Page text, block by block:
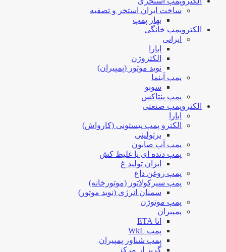
ساخت ایران استخر و تصفیه
بهار پمپ
الکتروپمپ خانگی
ایرانی
ابارا
الکتروژن
نوید موتور (پمپیران)
پمپ آبنما
سوبو
پمپ پنتاکس
الکتروپمپ صنعتی
ابارا
الکترو پمپ پیستونی (کارواش)
برتولینی
پمپ آب صابون
پمپ دنده ای یا غلیظ کش
ایران تولید غ
پمپ روغن داغ
پمپ سیرکولاتور (موتورخانه)
سمنان انرژی (نوید موتور)
پمپ موتوژن
پمپیران
اتا ETA
پمپ WkL
پمپ شناور پمپیران
گریز از مرکز